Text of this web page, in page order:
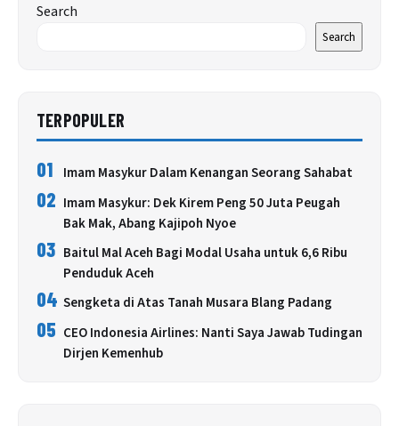
Search
Search
TERPOPULER
01 Imam Masykur Dalam Kenangan Seorang Sahabat
02 Imam Masykur: Dek Kirem Peng 50 Juta Peugah
Bak Mak, Abang Kajipoh Nyoe
03 Baitul Mal Aceh Bagi Modal Usaha untuk 6,6 Ribu
Penduduk Aceh
04 Sengketa di Atas Tanah Musara Blang Padang
05 CEO Indonesia Airlines: Nanti Saya Jawab Tudingan
Dirjen Kemenhub